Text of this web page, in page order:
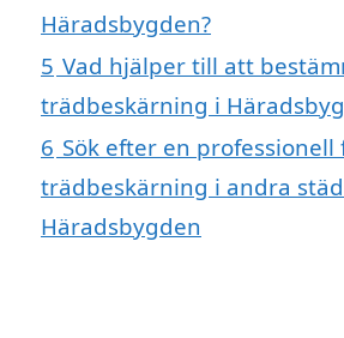
Häradsbygden?
5 Vad hjälper till att
trädbeskärning i
6 Sök efter en professionell
trädbeskärning i andra
Häradsbygden